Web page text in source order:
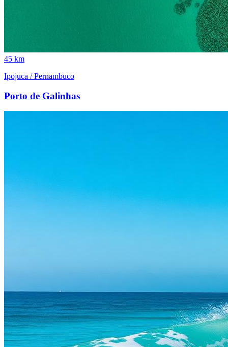
45 km
Ipojuca / Pernambuco
Porto de Galinhas